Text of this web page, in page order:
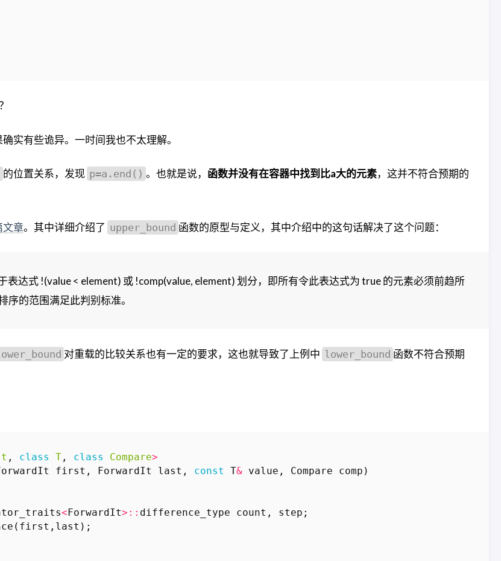
实有些诡异。一时间我也不太理解。
的位置关系，发现 p=a.end() 。也就是说， 函数并没有在容器中找到比a大的元素，这并不符合预期的
文章。其中详细介绍了 upper_bound 函数的原型与定义，其中介绍中的这句话解决了这个问题：
表达式 !(value < element) 或 !comp(value, element) 划分，即所有令此表达式为 true 的元素必须前趋所
序的范围满足此判别标准。
对重载的比较关系也有一定的要求，这也就导致了上例中 lower_bound 函数不符合预期
, class T , class Compare>
first , ForwardIt last , const T& value , Compare comp )
<ForwardIt>:: difference_type count , step ;
( first , last );